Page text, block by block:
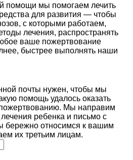
помощи мы помогаем лечить
для развития — чтобы
с которыми работаем,
лечения, распространять
ваше пожертвование
быстрее выполнять наши
почты нужен, чтобы мы
помощь удалось оказать
Мы направим
лечения ребенка и письмо с
бережно относимся к вашим
их третьим лицам.